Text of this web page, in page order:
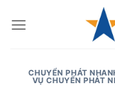
CHUYỂN PHÁT
VỤ CHUYỂN PHÁT